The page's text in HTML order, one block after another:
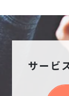
サービ